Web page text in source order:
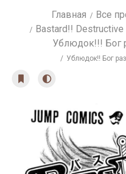
Главная
Все
Bastard!!
Ублюдок!!! Бог
Ублюдок!! Бог